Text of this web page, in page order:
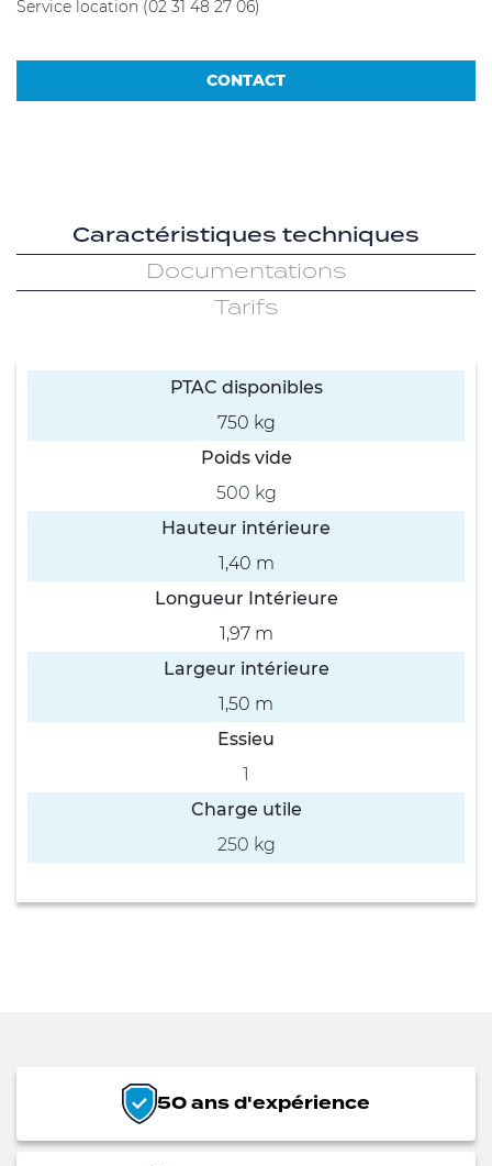
Service location (02 31 48 27 06)
CONTACT
Caractéristiques techniques
Documentations
Tarifs
PTAC disponibles
750 kg
Poids vide
500 kg
Hauteur intérieure
1,40 m
Longueur Intérieure
1,97 m
Largeur intérieure
1,50 m
Essieu
1
Charge utile
250 kg
50 ans d'expérience